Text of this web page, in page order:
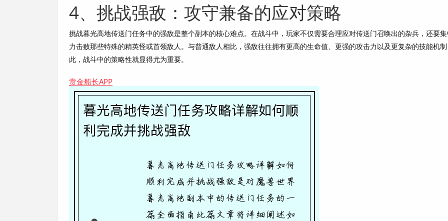
4、挑战强敌：攻守兼备的应对策略
挑战暮光高地传送门任务中的强敌是整个副本的核心难点。在战斗中，玩家不仅需要合理应对传送门召唤出的杂兵，还要
力击败那些特殊的精英怪或首领敌人。与普通敌人相比，强敌往往拥有更高的生命值、更强的攻击力以及更复杂的技能机
此，战斗中的策略性就显得尤为重要。
赏金船长APP